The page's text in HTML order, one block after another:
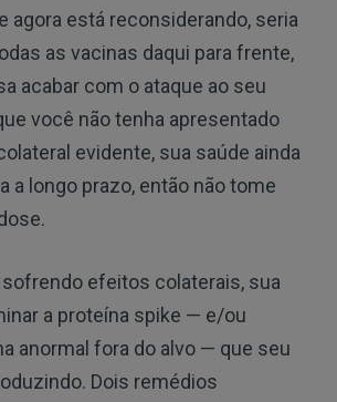
agora está reconsiderando, seria
as vacinas daqui para frente,
acabar com o ataque ao seu
você não tenha apresentado
evidente, sua saúde ainda
a longo prazo, então não tome
efeitos colaterais, sua
a proteína spike — e/ou
anormal fora do alvo — que seu
Dois remédios